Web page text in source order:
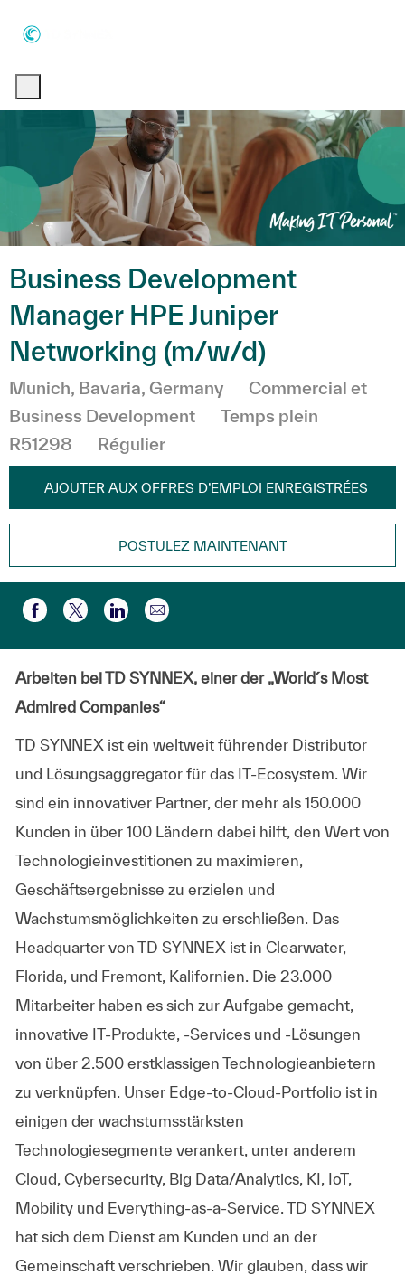
Business Development
Manager HPE Juniper
Networking (m/w/d)
Emplacement
Munich, Bavaria, Germany Catégorie
Commercial et
Business Development
Temps plein
R51298
Régulier
AJOUTER AUX OFFRES D’EMPLOI ENREGISTRÉES
POSTULEZ MAINTENANT
Partager via Facebook
Partager via twitter
Partager via LinkedIn
Partager par e-mail
Arbeiten bei TD SYNNEX, einer der „World´s Most
Admired Companies“
TD SYNNEX ist ein weltweit führender Distributor
und Lösungsaggregator für das IT-Ecosystem. Wir
sind ein innovativer Partner, der mehr als 150.000
Kunden in über 100 Ländern dabei hilft, den Wert von
Technologieinvestitionen zu maximieren,
Geschäftsergebnisse zu erzielen und
Wachstumsmöglichkeiten zu erschließen. Das
Headquarter von TD SYNNEX ist in Clearwater,
Florida, und Fremont, Kalifornien. Die 23.000
Mitarbeiter haben es sich zur Aufgabe gemacht,
innovative IT-Produkte, -Services und -Lösungen
von über 2.500 erstklassigen Technologieanbietern
zu verknüpfen. Unser Edge-to-Cloud-Portfolio ist in
einigen der wachstumsstärksten
Technologiesegmente verankert, unter anderem
Cloud, Cybersecurity, Big Data/Analytics, KI, IoT,
Mobility und Everything-as-a-Service. TD SYNNEX
hat sich dem Dienst am Kunden und an der
Gemeinschaft verschrieben. Wir glauben, dass wir